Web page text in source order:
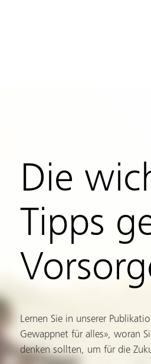
Die
Tipps
Lernen Sie in unserer
Gewappnet für alles», woran
denken sollten, um für die